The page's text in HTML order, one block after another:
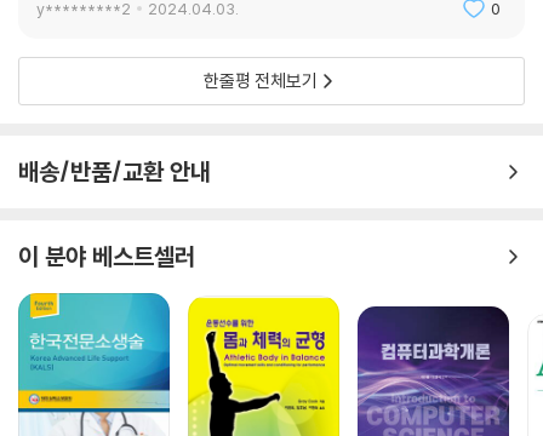
y*********2 2024.04.03. 0
한줄평 전체보기
배송/반품/교환 안내
이 분야 베스트셀러